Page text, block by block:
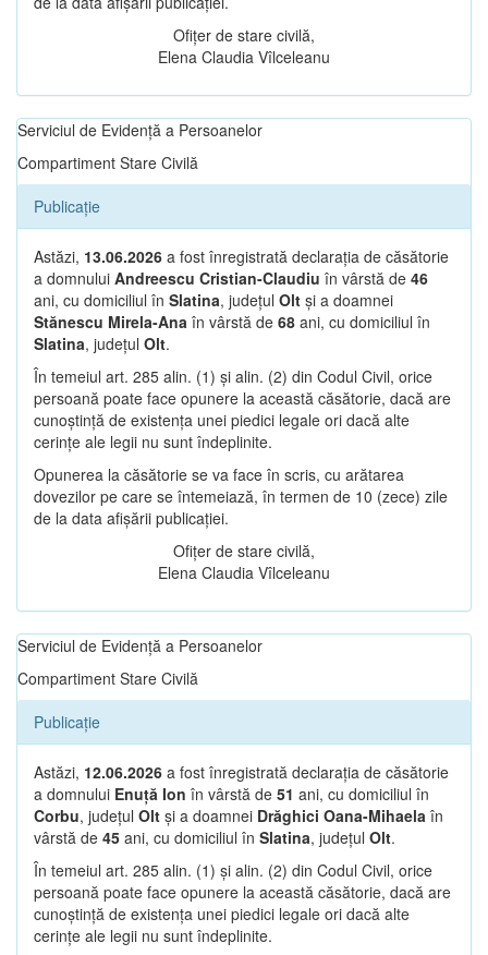
Ofițer de stare civilă,
Elena Claudia Vîlceleanu
Serviciul de Evidență a Persoanelor
Compartiment Stare Civilă
Publicație
Astăzi, 13.06.2026 a fost înregistrată declarația de căsătorie
a domnului Andreescu Cristian-Claudiu în vârstă de 46
ani, cu domiciliul în Slatina, județul Olt și a doamnei
Stănescu Mirela-Ana în vârstă de 68 ani, cu domiciliul în
Slatina, județul Olt.
În temeiul art. 285 alin. (1) și alin. (2) din Codul Civil, orice
persoană poate face opunere la această căsătorie, dacă are
cunoștință de existența unei piedici legale ori dacă alte
cerințe ale legii nu sunt îndeplinite.
Opunerea la căsătorie se va face în scris, cu arătarea
dovezilor pe care se întemeiază, în termen de 10 (zece) zile
de la data afișării publicației.
Ofițer de stare civilă,
Elena Claudia Vîlceleanu
Serviciul de Evidență a Persoanelor
Compartiment Stare Civilă
Publicație
Astăzi, 12.06.2026 a fost înregistrată declarația de căsătorie
a domnului Enuță Ion în vârstă de 51 ani, cu domiciliul în
Corbu, județul Olt și a doamnei Drăghici Oana-Mihaela în
vârstă de 45 ani, cu domiciliul în Slatina, județul Olt.
În temeiul art. 285 alin. (1) și alin. (2) din Codul Civil, orice
persoană poate face opunere la această căsătorie, dacă are
cunoștință de existența unei piedici legale ori dacă alte
cerințe ale legii nu sunt îndeplinite.